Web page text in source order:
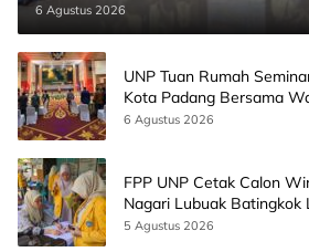
6 Agustus 2026
UNP Tuan Rumah
Kota Padang Bersama
CEO EMGS Malaysia
6 Agustus 2026
FPP UNP Cetak Calon
Nagari Lubuak Batingkok
5 Agustus 2026